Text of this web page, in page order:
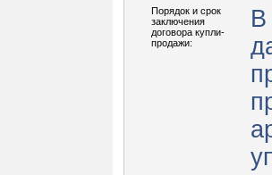
Порядок и срок
заключения
договора купли-
продажи:
В